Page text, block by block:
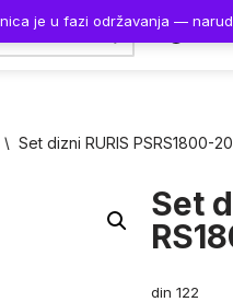
je u fazi održavanja —
\ Set dizni RURIS PSRS1800-
Set
din 122